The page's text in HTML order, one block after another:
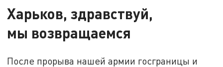
Харьков, здравствуй,
мы возвращаемся
После прорыва нашей армии госграницы и